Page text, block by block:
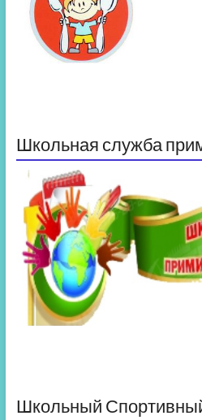
Школьная служба
Школьный